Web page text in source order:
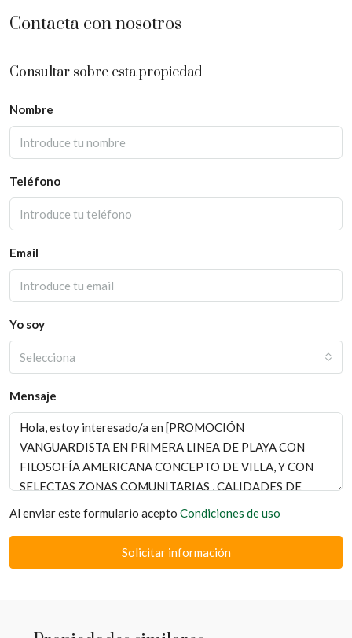
Contacta con nosotros
Consultar sobre esta propiedad
Nombre
Teléfono
Email
Yo soy
Selecciona
Mensaje
Al enviar este formulario acepto Condiciones de uso
Solicitar información